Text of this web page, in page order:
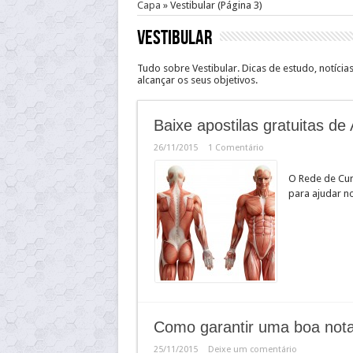
Capa » Vestibular(Página 3)
Vestibular
Tudo sobre Vestibular. Dicas de estudo,
alcançar os seus objetivos.
Baixe apostilas gratuitas
26/11/2015 1 Comentário
O Rede de
para ajudar
Como garantir uma boa
25/11/2015 Deixe um comentário